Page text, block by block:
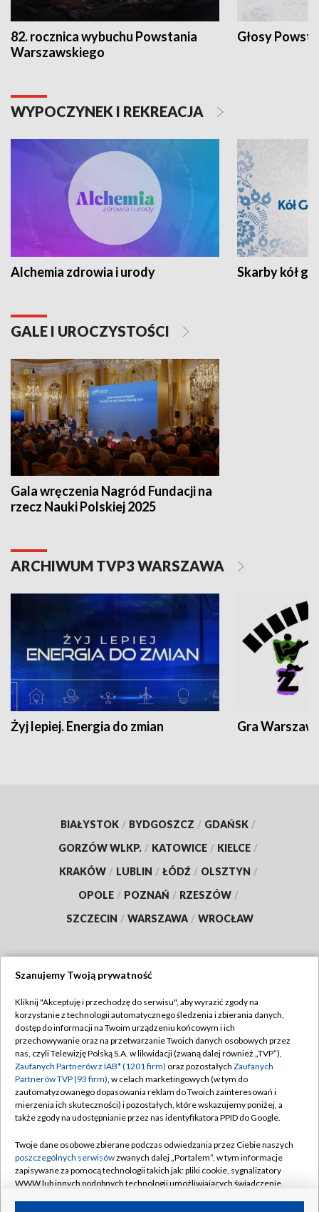
82. rocznica wybuchu Powstania
Warszawskiego
Głosy
WYPOCZYNEK I REKREACJA
Alchemia zdrowia i urody Skarby kół
GALE I UROCZYSTOŚCI
Gala wręczenia Nagród Fundacji na
rzecz Nauki Polskiej 2025
ARCHIWUM TVP3 WARSZAWA
Żyj lepiej. Energia do zmian Gra
BIAŁYSTOK / BYDGOSZCZ / GDAŃSK /
GORZÓW WLKP. / KATOWICE / KIELCE /
KRAKÓW / LUBLIN / ŁÓDŹ / OLSZTYN /
OPOLE / POZNAŃ / RZESZÓW /
SZCZECIN / WARSZAWA / WROCŁAW
TVP
Abonament TVP
Emisja w TVP
Centrum informacji TVP
Naziemna Telewizja Cyfrowa
Rada Programowa
System NOS
Informacje o nadawcy
Regulamin TVP
Polityka prywatności
Moje zgody
Pomoc
Kontakt
Kanały
Szanujemy Twoją prywatność
Kliknij "Akceptuję i przechodzę do serwisu", aby wyrazić zgody na
korzystanie z technologii automatycznego śledzenia i zbierania danych,
dostęp do informacji na Twoim urządzeniu końcowym i ich
przechowywanie oraz na przetwarzanie Twoich danych osobowych przez
nas, czyli Telewizję Polską S.A. w likwidacji (zwaną dalej również „TVP”),
Zaufanych Partnerów z IAB* (1201 firm) oraz pozostałych Zaufanych
Partnerów TVP (93 firm), w celach marketingowych (w tym do
zautomatyzowanego dopasowania reklam do Twoich zainteresowań i
mierzenia ich skuteczności) i pozostałych, które wskazujemy poniżej, a
także zgody na udostępnianie przez nas identyfikatora PPID do Google.
Twoje dane osobowe zbierane podczas odwiedzania przez Ciebie naszych
poszczególnych serwisówzwanych dalej „Portalem”, w tym informacje
zapisywane za pomocą technologii takich jak: pliki cookie, sygnalizatory
WWW lub innych podobnych technologii umożliwiających świadczenie